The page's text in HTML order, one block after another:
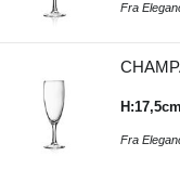
Fra
Fra